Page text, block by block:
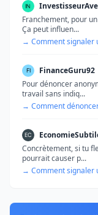
Franchement, pour
Ça peut influen...
→ Comment signaler
FinanceGuru92
Pour dénoncer
travail sans indiq...
→ Comment
Concrètement, si tu
pourrait causer p...
→ Comment signaler